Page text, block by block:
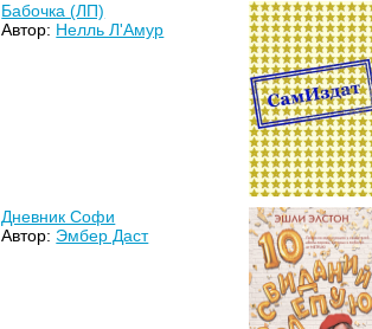
Бабочка (ЛП)
Автор: Нелль Л'Амур
Дневник Софи
Автор: Эмбер Даст